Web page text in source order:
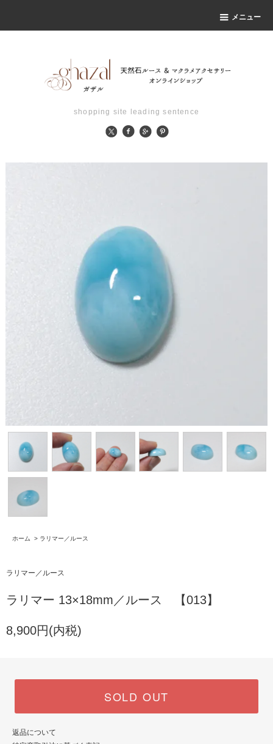
メニュー
shopping site leading sentence
ホーム > ラリマー／ルース
ラリマー／ルース
ラリマー 13×18mm／ルース 【013】
8,900円(内税)
SOLD OUT
返品について